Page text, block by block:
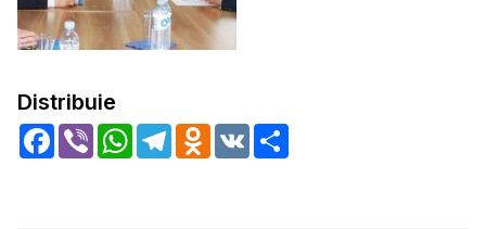
Distribuie
Facebook
Viber WhatsApp
TelegramOdnoklassniki
VK